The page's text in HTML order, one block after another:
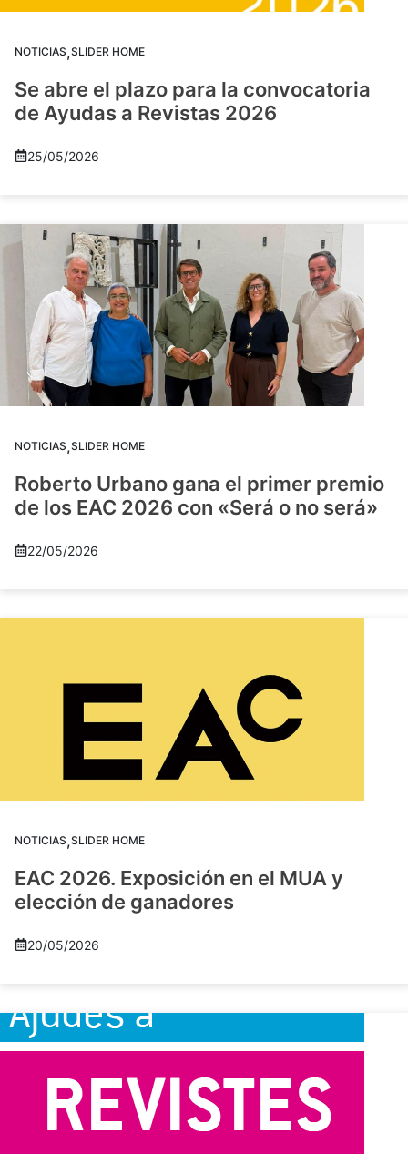
NOTICIAS,SLIDER HOME
Se abre el plazo para la convocatoria
de Ayudas a Revistas 2026
25/05/2026
NOTICIAS,SLIDER HOME
Roberto Urbano gana el primer premio
de los EAC 2026 con «Será o no será»
22/05/2026
NOTICIAS,SLIDER HOME
EAC 2026. Exposición en el MUA y
elección de ganadores
20/05/2026